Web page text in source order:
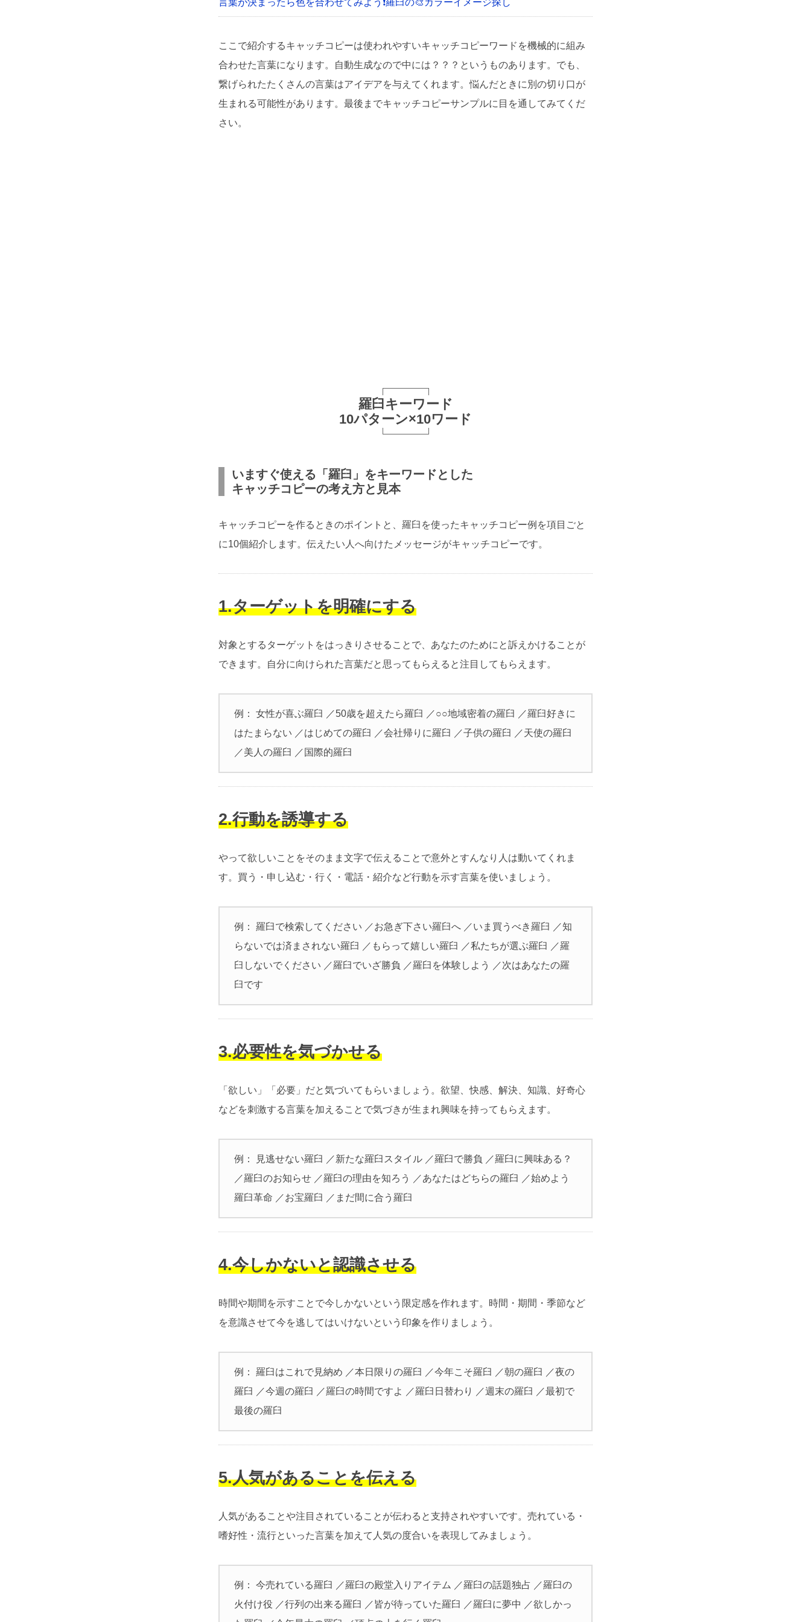
言葉が決まったら色を合わせてみよう❗羅臼の🎨カラーイメージ探し
ここで紹介するキャッチコピーは使われやすいキャッチコピーワードを機械的に組み
合わせた言葉になります。自動生成なので中には？？？というものあります。でも、
繋げられたたくさんの言葉はアイデアを与えてくれます。悩んだときに別の切り口が
生まれる可能性があります。最後までキャッチコピーサンプルに目を通してみてくだ
さい。
羅臼キーワード
10パターン×10ワード
いますぐ使える「羅臼」をキーワードとした
キャッチコピーの考え方と見本
キャッチコピーを作るときのポイントと、羅臼を使ったキャッチコピー例を項目ごと
に10個紹介します。伝えたい人へ向けたメッセージがキャッチコピーです。
1.ターゲットを明確にする
対象とするターゲットをはっきりさせることで、あなたのためにと訴えかけることが
できます。自分に向けられた言葉だと思ってもらえると注目してもらえます。
例： 女性が喜ぶ羅臼 ／50歳を超えたら羅臼 ／○○地域密着の羅臼 ／羅臼好きに
はたまらない ／はじめての羅臼 ／会社帰りに羅臼 ／子供の羅臼 ／天使の羅臼
／美人の羅臼 ／国際的羅臼
2.行動を誘導する
やって欲しいことをそのまま文字で伝えることで意外とすんなり人は動いてくれま
す。買う・申し込む・行く・電話・紹介など行動を示す言葉を使いましょう。
例： 羅臼で検索してください ／お急ぎ下さい羅臼へ ／いま買うべき羅臼 ／知
らないでは済まされない羅臼 ／もらって嬉しい羅臼 ／私たちが選ぶ羅臼 ／羅
臼しないでください ／羅臼でいざ勝負 ／羅臼を体験しよう ／次はあなたの羅
臼です
3.必要性を気づかせる
「欲しい」「必要」だと気づいてもらいましょう。欲望、快感、解決、知識、好奇心
などを刺激する言葉を加えることで気づきが生まれ興味を持ってもらえます。
例： 見逃せない羅臼 ／新たな羅臼スタイル ／羅臼で勝負 ／羅臼に興味ある？
／羅臼のお知らせ ／羅臼の理由を知ろう ／あなたはどちらの羅臼 ／始めよう
羅臼革命 ／お宝羅臼 ／まだ間に合う羅臼
4.今しかないと認識させる
時間や期間を示すことで今しかないという限定感を作れます。時間・期間・季節など
を意識させて今を逃してはいけないという印象を作りましょう。
例： 羅臼はこれで見納め ／本日限りの羅臼 ／今年こそ羅臼 ／朝の羅臼 ／夜の
羅臼 ／今週の羅臼 ／羅臼の時間ですよ ／羅臼日替わり ／週末の羅臼 ／最初で
最後の羅臼
5.人気があることを伝える
人気があることや注目されていることが伝わると支持されやすいです。売れている・
嗜好性・流行といった言葉を加えて人気の度合いを表現してみましょう。
例： 今売れている羅臼 ／羅臼の殿堂入りアイテム ／羅臼の話題独占 ／羅臼の
火付け役 ／行列の出来る羅臼 ／皆が待っていた羅臼 ／羅臼に夢中 ／欲しかっ